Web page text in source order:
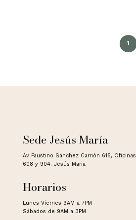
1
Sede Jesús María
Av Faustino Sánchez Carrión 615, Oficinas
608 y 904. Jesús Maria
Horarios
Lunes-Viernes 9AM a 7PM
Sábados de 9AM a 3PM